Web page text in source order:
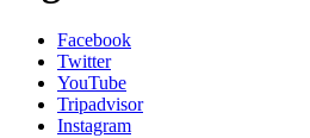
Facebook
Twitter
YouTube
Tripadvisor
Instagram